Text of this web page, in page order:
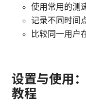
使用常用的测
记录不同时间
比较同一用户
设置与使用
教程